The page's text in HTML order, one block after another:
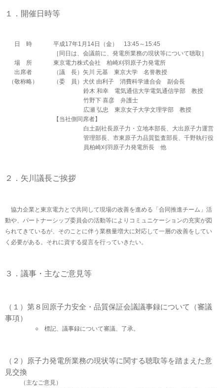
１．開催日時等
日 時
平成17年1月14日（金） 13:45～15:45
［同日は、会議前に、発電所業務の現状等について聴取］
場 所
東京電力株式会社 柏崎刈羽原子力発電所
出席者
（議 長）矢川 元基 東京大学 名誉教授
（敬称略）
（委 員）犬伏 由利子 消費科学連合会 副会長
鈴木 和幸 電気通信大学電気通信学部 教授
竹野下 喜彦 弁護士
広瀬 弘忠 東京女子大学文理学部 教授
【当社側同席者】
白土副社長原子力・立地本部長、大出原子力運営
管理部長、市東原子力品質監査部長、千野執行役
員柏崎刈羽原子力発電所長 他
２．矢川議長ご挨拶
協力企業と東京電力とで共同して現場の改善を進める「合同推進チーム」活
動や、パートナーシップ委員会の活動等によりコミュニケーションの充実が図
られてきているが、そのことに伴う業務量増大に対応して一層の改善をしてい
く必要がある。それに資する提言を行っていきたい。
３．議事・主なご意見等
（１）第８回原子力安全・品質保証会議議事録について（審議
事項）
標記、議事録について審議、了承。
（２）原子力発電所業務の現状等に関する聴取等を踏まえた意
見交換
（主なご意見）